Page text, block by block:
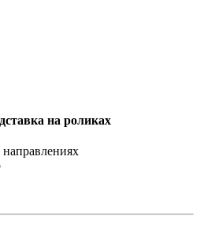
на роликах